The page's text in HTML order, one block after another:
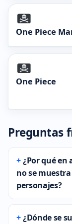
One Piece
One Piece
Preguntas
¿Por qué en
no se
personajes?
¿Dónde se